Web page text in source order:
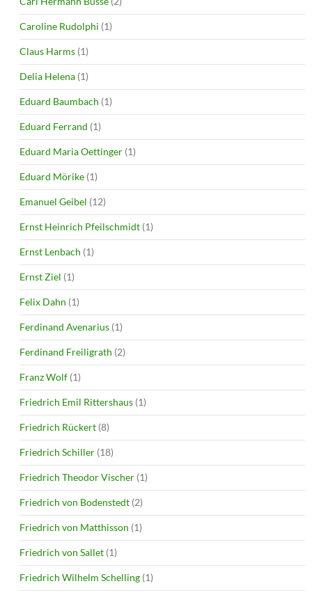
Caroline Rudolphi (1)
Claus Harms (1)
Delia Helena (1)
Eduard Baumbach (1)
Eduard Ferrand (1)
Eduard Maria Oettinger (1)
Eduard Mörike (1)
Emanuel Geibel (12)
Ernst Heinrich Pfeilschmidt (1)
Ernst Lenbach (1)
Ernst Ziel (1)
Felix Dahn (1)
Ferdinand Avenarius (1)
Ferdinand Freiligrath (2)
Franz Wolf (1)
Friedrich Emil Rittershaus (1)
Friedrich Rückert (8)
Friedrich Schiller (18)
Friedrich Theodor Vischer (1)
Friedrich von Bodenstedt (2)
Friedrich von Matthisson (1)
Friedrich von Sallet (1)
Friedrich Wilhelm Schelling (1)